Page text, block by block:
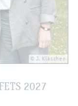
© J. Kläschen
2027